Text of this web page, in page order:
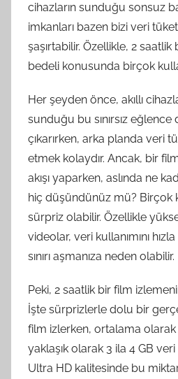
cihazların sunduğu sonsuz
imkanları bazen bizi veri
şaşırtabilir. Özellikle, 2
bedeli konusunda birçok
Her şeyden önce, akıllı
sunduğu bu sınırsız eğlence
çıkarırken, arka planda veri
etmek kolaydır. Ancak, bir
akışı yaparken, aslında ne
hiç düşündünüz mü? Birçok
sürpriz olabilir. Özellikle
videolar, veri kullanımını
sınırı aşmanıza neden olabilir.
Peki, 2 saatlik bir film
İşte sürprizlerle dolu bir
film izlerken, ortalama olarak
yaklaşık olarak 3 ila 4 GB
Ultra HD kalitesinde bu